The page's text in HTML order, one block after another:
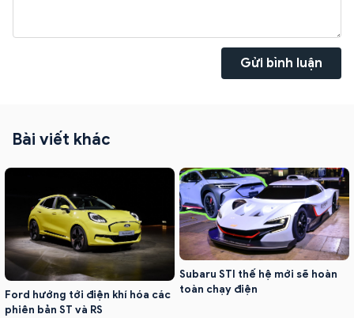
Gửi bình luận
Bài viết khác
Ford hướng tới điện khí hóa các
phiên bản ST và RS
Subaru STI thế hệ mới sẽ hoàn
toàn chạy điện